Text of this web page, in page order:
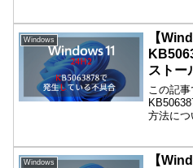
Windows
【
ストー
この記
方法につ
Windows
【